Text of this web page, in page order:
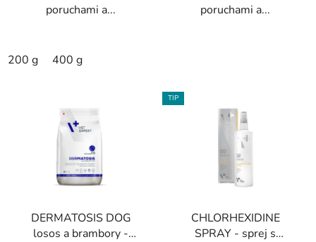
poruchami a...
200 g 400 g
poruchami a...
DERMATOSIS DOG
losos a brambory -
TIP
CHLORHEXIDINE
SPRAY - sprej s